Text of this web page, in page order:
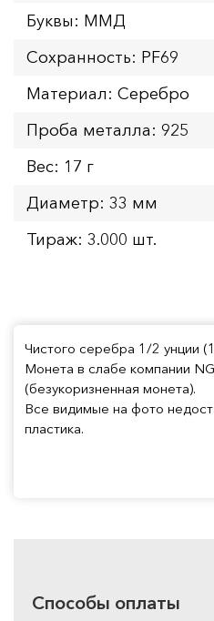
Буквы: ММД
Сохранность: PF69
Материал: Серебро
Проба металла: 925
Вес: 17 г
Диаметр: 33 мм
Тираж: 3.000 шт.
Чистого серебра 1/2 унции
Монета в слабе компании
(безукоризненная монета).
Все видимые на фото
пластика.
Способы оплаты